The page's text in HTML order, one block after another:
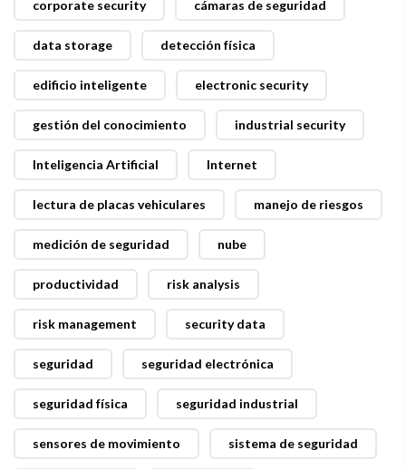
corporate security cámaras de seguridad
data storage detección física
edificio inteligente electronic security
gestión del conocimiento industrial security
Inteligencia Artificial Internet
lectura de placas vehiculares manejo de riesgos
medición de seguridad nube
productividad risk analysis
risk management security data
seguridad seguridad electrónica
seguridad física seguridad industrial
sensores de movimiento sistema de seguridad